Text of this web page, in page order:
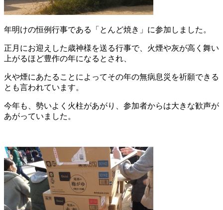
年明けの恒例行事である「とんど焼き」に参加しました。
正月にお迎えした歳神様を送る行事で、火煙や灰が高く舞い
上がるほど豊作の年になるとされ、
火や煙にあたることによってその年の無病息災を祈願できる
とも言われています。
今年も、勢いよく火柱があがり、参加者からは大きな歓声が
あがっていました。